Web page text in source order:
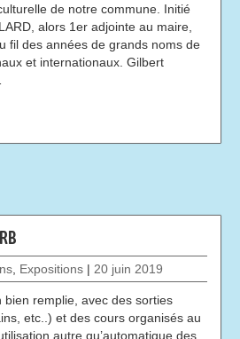
de notre commune. Initié
alors 1er adjointe au maire,
fil des années de grands noms de
et internationaux. Gilbert
Expositions | 20 juin 2019
bien remplie, avec des sorties
etc..) et des cours organisés au
autre qu’automatique des